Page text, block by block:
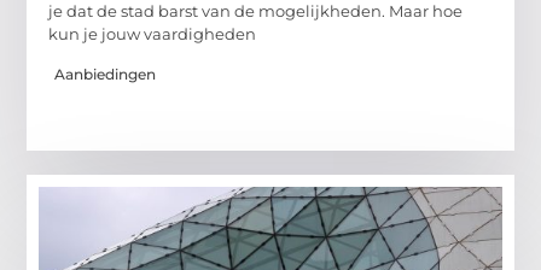
je dat de stad barst van de mogelijkheden. Maar hoe
kun je jouw vaardigheden
Aanbiedingen